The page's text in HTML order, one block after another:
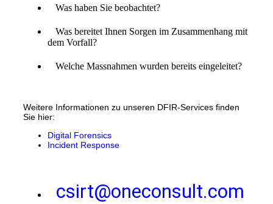
Was haben Sie beobachtet?
Was bereitet Ihnen Sorgen im Zusammenhang mit
dem Vorfall?
Welche Massnahmen wurden bereits eingeleitet?
Weitere Informationen zu unseren DFIR-Services finden
Sie hier:
Digital Forensics
Incident Response
csirt@oneconsult.com